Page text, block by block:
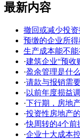
最新内容
撤回或减少投
预缴的企业所
生产成本能不
·建筑企业“预收
·盈余管理是什么
·请款与报销需
· 以前年度损益
·下行期，房地
·投资性房地产
·快周转的4个前
·企业十大成本